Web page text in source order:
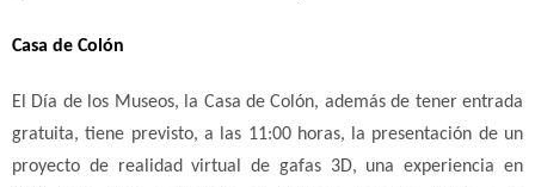
Casa de Colón
El Día de los Museos, la Casa de Colón, además de tener entrada
gratuita, tiene previsto, a las 11:00 horas, la presentación de un
proyecto de realidad virtual de gafas 3D, una experiencia en